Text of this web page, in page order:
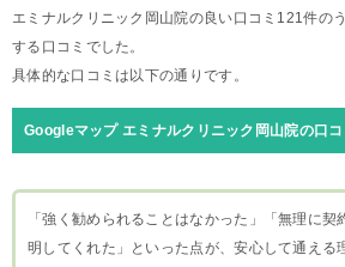
エミナルクリニック岡山院の良い口コミ121件の
する口コミでした。
具体的な口コミは以下の通りです。
Googleマップ エミナルクリニック岡山院の口コ
「強く勧められることはなかった」「無理に
明してくれた」といった点が、安心して通える